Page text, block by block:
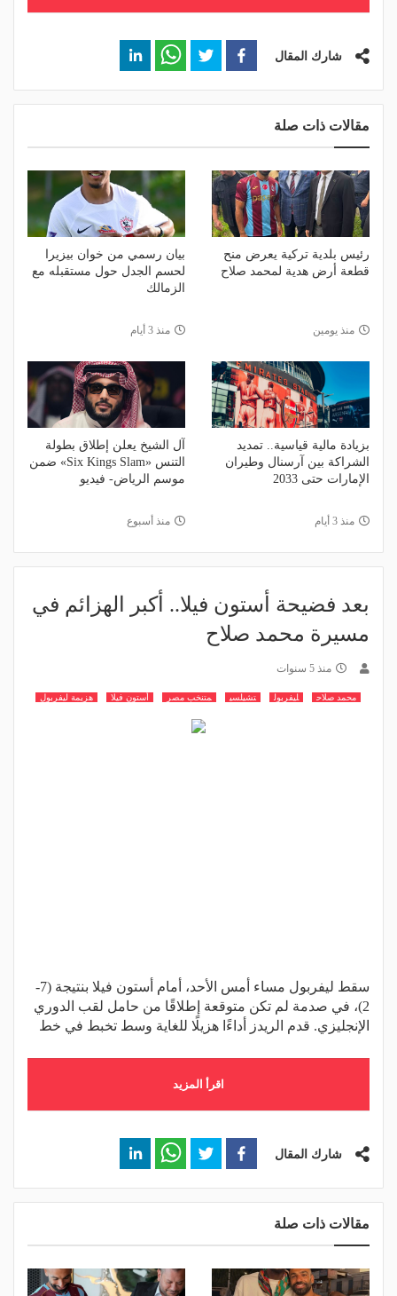
شارك المقال
مقالات ذات صلة
رئيس بلدية تركية يعرض منح
قطعة أرض هدية لمحمد صلاح
منذ يومين
بيان رسمي من خوان بيزيرا
لحسم الجدل حول مستقبله مع
الزمالك
منذ 3 أيام
بزيادة مالية قياسية.. تمديد
الشراكة بين آرسنال وطيران
الإمارات حتى 2033
منذ 3 أيام
آل الشيخ يعلن إطلاق بطولة
التنس «Six Kings Slam» ضمن
موسم الرياض- فيديو
منذ أسبوع
بعد فضيحة أستون فيلا.. أكبر الهزائم في
مسيرة محمد صلاح
منذ 5 سنوات
محمد صلاح ليفربول تشيلسي متنخب مصر أستون فيلا هزيمة ليفربول
سقط ليفربول مساء أمس الأحد، أمام أستون فيلا بنتيجة (7-
2)، في صدمة لم تكن متوقعة إطلاقًا من حامل لقب الدوري
الإنجليزي. قدم الريدز أداءًا هزيلًا للغاية وسط تخبط في خط
اقرأ المزيد
شارك المقال
مقالات ذات صلة